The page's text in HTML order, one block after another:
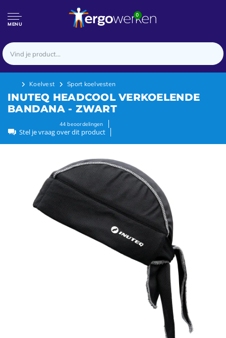
MENU
0
Koelvest Sport koelvesten
INUTEQ HEADCOOL VERKOELENDE
BANDANA - ZWART
44 beoordelingen
Stel je vraag over dit product